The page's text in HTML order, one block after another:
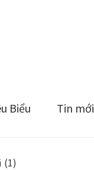
Biểu Tin mới
(1)